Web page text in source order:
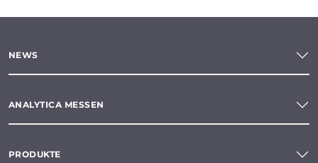
NEWS
ANALYTICA MESSEN
PRODUKTE